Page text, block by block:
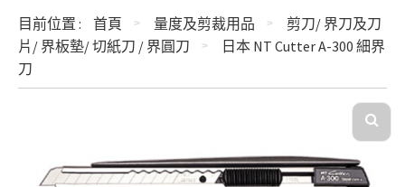
目前位置 : 首頁 量度及剪裁用品
剪刀/ 界刀及刀
片/ 界板墊/ 切紙刀 / 界圓刀
日本 NT Cutter A-300 細界
刀